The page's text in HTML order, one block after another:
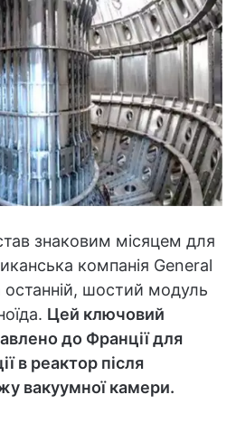
знаковим місяцем для
компанія General
останній, шостий модуль
Цей ключовий
до Франції для
в реактор після
вакуумної камери.